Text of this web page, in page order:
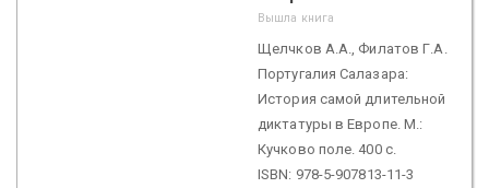
Вышла книга
Щелчков А.А., Филатов Г.А.
Португалия Салазара:
История самой длительной
диктатуры в Европе. М.:
Кучково поле. 400 с.
ISBN: 978-5-907813-11-3